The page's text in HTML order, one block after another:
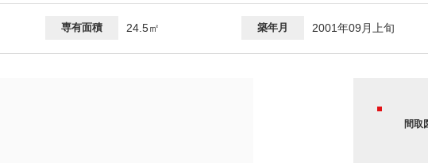
専有面積 24.5㎡ 築年月 2001年09月上旬
間取